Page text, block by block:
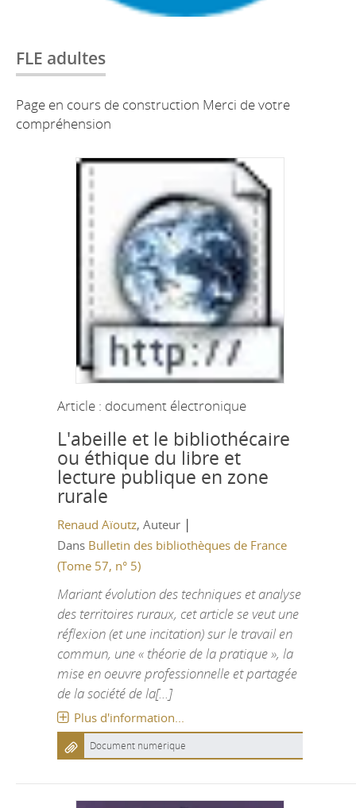
FLE adultes
Page en cours de construction Merci de votre
compréhension
Article : document électronique
L'abeille et le bibliothécaire
ou éthique du libre et
lecture publique en zone
rurale
Renaud Aïoutz, Auteur |
Dans Bulletin des bibliothèques de France
(Tome 57, n° 5)
Mariant évolution des techniques et analyse
des territoires ruraux, cet article se veut une
réflexion (et une incitation) sur le travail en
commun, une « théorie de la pratique », la
mise en oeuvre professionnelle et partagée
de la société de la[...]
Plus d'information...
Document numérique